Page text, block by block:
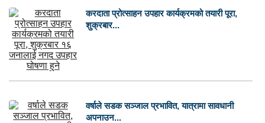
करदाता प्रोत्साहन उपहार कार्यक्रमको तयारी पूरा,
शुक्रबार...
वर्षाले सडक सञ्जाल प्रभावित, यात्रामा सावधानी
अपनाउन...